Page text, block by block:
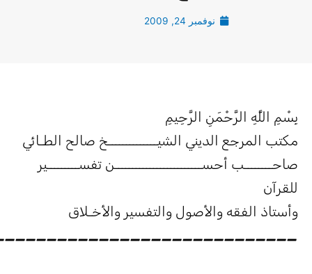
نوفمبر 24, 2009
اللَّهِ الرَّحْمَنِ الرَّحِيمِ
المرجع الديني الشيــــــــــــــخ صالح الطـائي
أحســـــــــــــــــــــــــن تفســـــــــير
الفقه والأصول والتفسير والأخـلاق